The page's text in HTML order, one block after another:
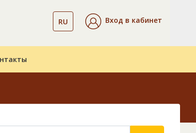
RU Вход в кабинет